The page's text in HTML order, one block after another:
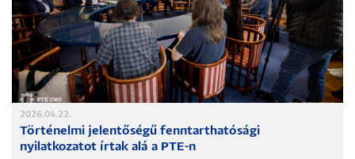
2026.04.22.
Történelmi jelentőségű fenntarthatósági
nyilatkozatot írtak alá a PTE-n